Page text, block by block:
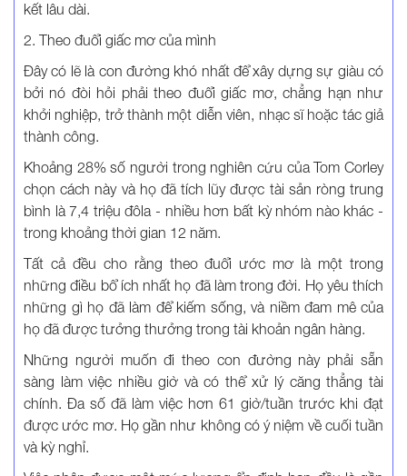
kết lâu dài.
2. Theo đuổi giấc mơ của mình
Đây có lẽ là con đường khó nhất để xây dựng sự giàu có
bởi nó đòi hỏi phải theo đuổi giấc mơ, chẳng hạn như
khởi nghiệp, trở thành một diễn viên, nhạc sĩ hoặc tác giả
thành công.
Khoảng 28% số người trong nghiên cứu của Tom Corley
chọn cách này và họ đã tích lũy được tài sản ròng trung
bình là 7,4 triệu đôla - nhiều hơn bất kỳ nhóm nào khác -
trong khoảng thời gian 12 năm.
Tất cả đều cho rằng theo đuổi ước mơ là một trong
những điều bổ ích nhất họ đã làm trong đời. Họ yêu thích
những gì họ đã làm để kiếm sống, và niềm đam mê của
họ đã được tưởng thưởng trong tài khoản ngân hàng.
Những người muốn đi theo con đường này phải sẵn
sàng làm việc nhiều giờ và có thể xử lý căng thẳng tài
chính. Đa số đã làm việc hơn 61 giờ/tuần trước khi đạt
được ước mơ. Họ gần như không có ý niệm về cuối tuần
và kỳ nghỉ.